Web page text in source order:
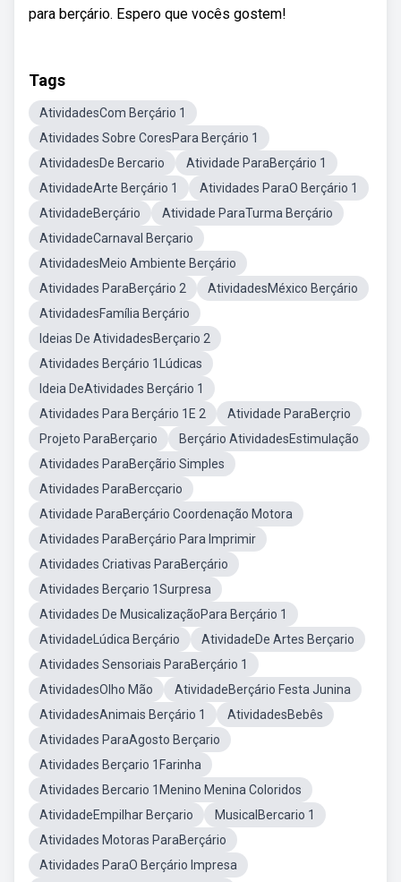
para berçário. Espero que vocês gostem!
Tags
AtividadesCom Berçário 1
Atividades Sobre CoresPara Berçário 1
AtividadesDe Bercario
Atividade ParaBerçário 1
AtividadeArte Berçário 1
Atividades ParaO Berçário 1
AtividadeBerçário
Atividade ParaTurma Berçário
AtividadeCarnaval Berçario
AtividadesMeio Ambiente Berçário
Atividades ParaBerçário 2
AtividadesMéxico Berçário
AtividadesFamília Berçário
Ideias De AtividadesBerçario 2
Atividades Berçário 1Lúdicas
Ideia DeAtividades Berçário 1
Atividades Para Berçário 1E 2
Atividade ParaBerçrio
Projeto ParaBerçario
Berçário AtividadesEstimulação
Atividades ParaBerçãrio Simples
Atividades ParaBercçario
Atividade ParaBerçário Coordenação Motora
Atividades ParaBerçário Para Imprimir
Atividades Criativas ParaBerçário
Atividades Berçario 1Surpresa
Atividades De MusicalizaçãoPara Berçário 1
AtividadeLúdica Berçário
AtividadeDe Artes Berçario
Atividades Sensoriais ParaBerçário 1
AtividadesOlho Mão
AtividadeBerçário Festa Junina
AtividadesAnimais Berçário 1
AtividadesBebês
Atividades ParaAgosto Berçario
Atividades Berçario 1Farinha
Atividades Bercario 1Menino Menina Coloridos
AtividadeEmpilhar Berçario
MusicalBercario 1
Atividades Motoras ParaBerçário
Atividades ParaO Berçário Impresa